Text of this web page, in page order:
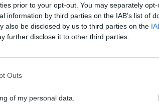
prior to your opt-out. You may separately
information by third parties on the IAB’s list of
also be disclosed by us to third parties on the
further disclose it to other third parties.
Outs
of my personal data.